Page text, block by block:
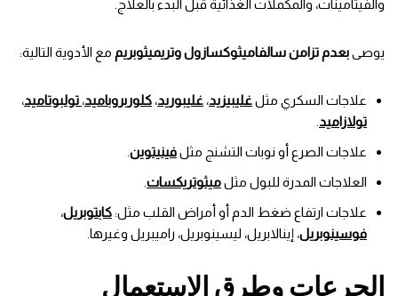
والفيتامينات، والمكملات الغذائية قبل البدء بالعلاج.
يوصىبعدم تزامن سالفاميثوكسازول وتريميثوبريم مع الأدوية التالية:
علاجات السكري مثلغليبيزيد، غليبوريد، كلوربروباميد، تولبوتاميد،
تولازاميد
علاجات الصرع أو نوبات التشنج مثلفينيتوين
العلاجات المدرة للبول مثلميثوتريكسات
علاجات ارتفاع ضغط الدم أو أمراض القلب مثل:كابتوبريل،
فوسينوبريل، إينالابريل، ليسينوبريل، راميبريل وغيرها.
الجرعات وطرق الاستعمال